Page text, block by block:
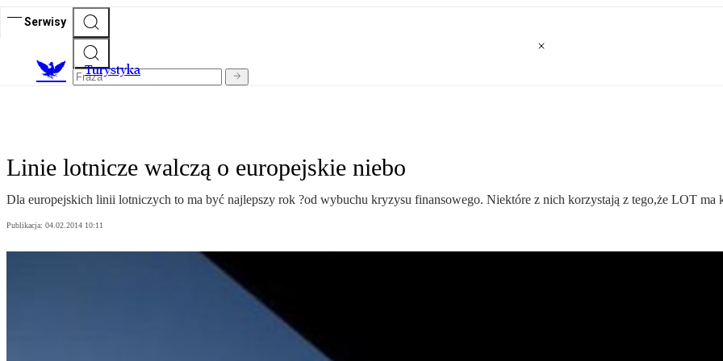
Serwisy
Turystyka
Linie lotnicze walczą o europejskie niebo
Dla europejskich linii lotniczych to ma być najlepszy rok ?od wybuchu kryzysu finansowego. Niektóre z nich korzystają z tego,że LOT ma
Publikacja: 04.02.2014 10:11